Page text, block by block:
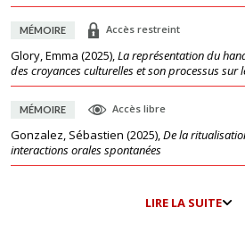
MÉMOIRE Accès restreint
Glory, Emma (2025),La représentation du
des croyances culturelles et son processus sur
MÉMOIRE Accès libre
Gonzalez, Sébastien (2025),De la
interactions orales spontanées
LIRE LA SUITE